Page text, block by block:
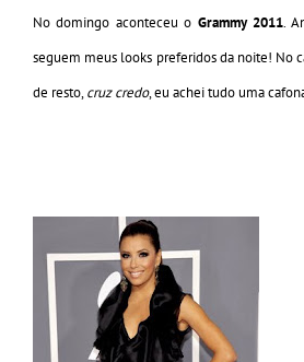
No domingo aconteceu o Grammy 2011.
seguem meus looks preferidos da noite! No
de resto,cruz credo, eu achei tudo uma